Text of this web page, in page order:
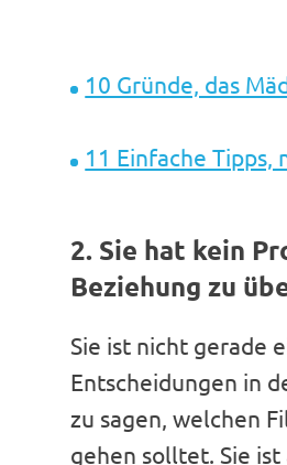
10 Gründe, das
11 Einfache
2. Sie hat kein
Beziehung zu
Sie ist nicht gerade
Entscheidungen in
zu sagen, welchen
gehen solltet. Sie